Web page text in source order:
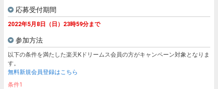
応募受付期間
2022年5月8日（日）23時59分まで
参加方法
以下の条件を満たした楽天Kドリームス会員の方がキャンペーン対象となりま
す。
無料新規会員登録はこちら
条件1